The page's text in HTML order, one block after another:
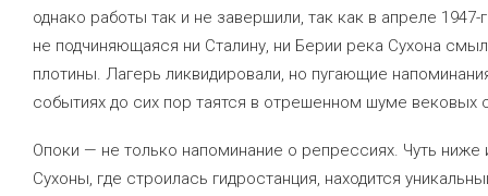
однако работы так и не завершили, так как в апреле 1947-
не подчиняющаяся ни Сталину, ни Берии река Сухона
плотины. Лагерь ликвидировали, но пугающие
событиях до сих пор таятся в отрешенном шуме вековых
Опоки — не только напоминание о репрессиях. Чуть ниже
Сухоны, где строилась гидростанция, находится